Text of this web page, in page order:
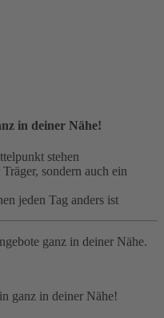
in deiner Nähe!
stehen
sondern auch ein
jeden Tag anders ist
ganz in deiner Nähe.